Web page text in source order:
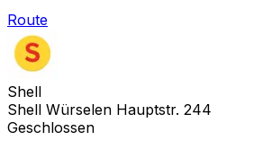
Route
Shell
Shell Würselen Hauptstr. 244
Geschlossen